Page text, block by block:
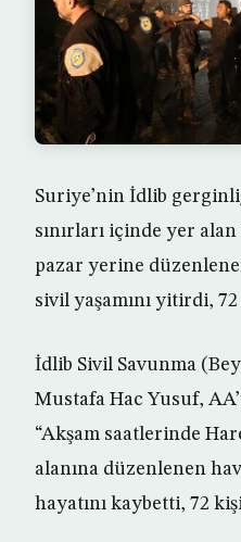
Suriye’nin İdlib
sınırları içinde yer
pazar yerine
sivil yaşamını yitirdi,
İdlib Sivil Savunma
Mustafa Hac Yusuf,
“Akşam saatlerinde
alanına düzenlenen
hayatını kaybetti, 72